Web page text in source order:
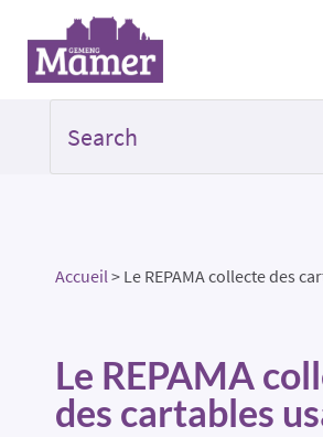
Accueil> Le REPAMA collecte des
Le REPAMA
des cartables